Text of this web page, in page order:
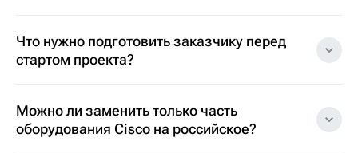
Что нужно подготовить заказчику перед
стартом проекта?
Можно ли заменить только часть
оборудования Cisco на российское?